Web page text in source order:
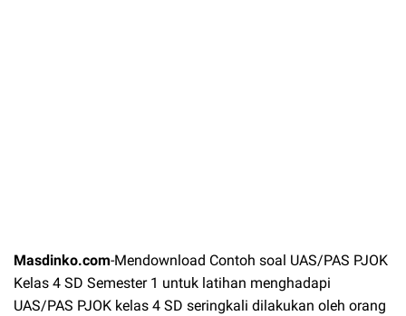
Masdinko.com-Mendownload Contoh soal UAS/PAS PJOK
Kelas 4 SD Semester 1 untuk latihan menghadapi
UAS/PAS PJOK kelas 4 SD seringkali dilakukan oleh orang